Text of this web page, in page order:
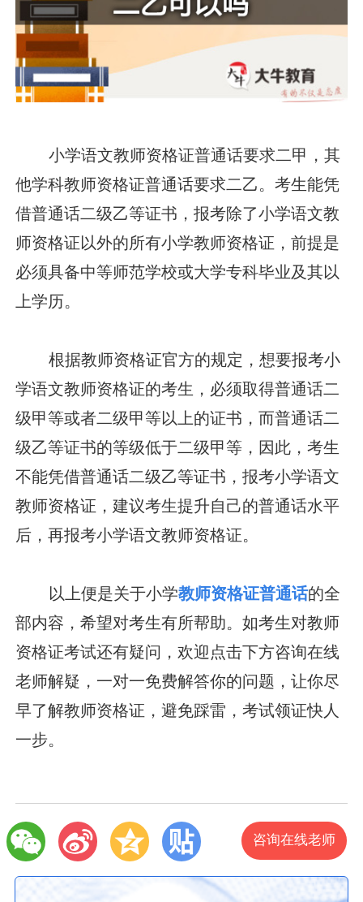
小学语文教师资格证普通话要求二甲，其
他学科教师资格证普通话要求二乙。考生能凭
借普通话二级乙等证书，报考除了小学语文教
师资格证以外的所有小学教师资格证，前提是
必须具备中等师范学校或大学专科毕业及其以
上学历。
根据教师资格证官方的规定，想要报考小
学语文教师资格证的考生，必须取得普通话二
级甲等或者二级甲等以上的证书，而普通话二
级乙等证书的等级低于二级甲等，因此，考生
不能凭借普通话二级乙等证书，报考小学语文
教师资格证，建议考生提升自己的普通话水平
后，再报考小学语文教师资格证。
以上便是关于小学教师资格证普通话的全
部内容，希望对考生有所帮助。如考生对教师
资格证考试还有疑问，欢迎点击下方咨询在线
老师解疑，一对一免费解答你的问题，让你尽
早了解教师资格证，避免踩雷，考试领证快人
一步。
咨询在线老师